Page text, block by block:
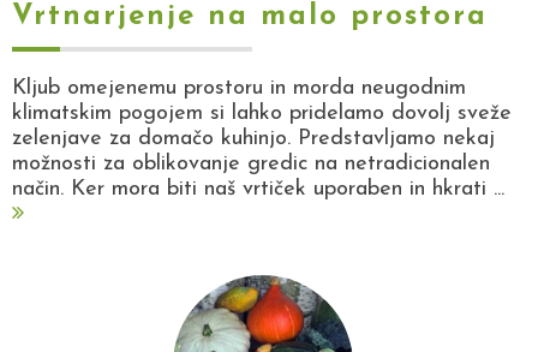
Vrtnarjenje na malo prostora
Kljub omejenemu prostoru in morda neugodnim
klimatskim pogojem si lahko pridelamo dovolj sveže
zelenjave za domačo kuhinjo. Predstavljamo nekaj
možnosti za oblikovanje gredic na netradicionalen
način. Ker mora biti naš vrtiček uporaben in hkrati ...